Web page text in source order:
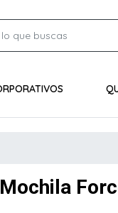
Mochila